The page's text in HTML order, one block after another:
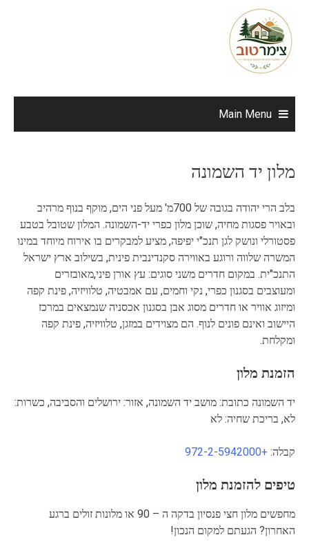
content
Main Menu
מלון יד השמונה
בלב הרי יהודה בגובה של 700מ' מעל פני הים, מוקף בנוף מרהיב
ובאויר פסגות מחיה, שוכן מלון כפרי יד-השמונה. המלון שטובל בטבע
פסטורלי ונושק לגן תנכ"י יפיפה, מציע למבקרים בו אירוח מיוחד במינו
המשרה שלווה ורוגע באווירה סקנדינבית פינית, בשילוב ארץ ישראל
התנכ"ית. במקום חדרים משני סוגים: עץ אורן פיני,מאובזרים
ומעוצבים בסגנון כפרי, נקי וחמים, עם אמבטיה, טלוויזיה, פינת קפה
ומיזוג אוויר או חדרים מסוג אבן בסגנון אכסניה שנמצאים במרכז
היישוב ואינם פונים לנוף. הם מצוידים במזגן, טלוויזיה, פינת קפה
ומקלחת.
הזמנת מלון
יד השמונה כתובת: מושב יד השמונה, אזור: ירושלים והסביבה, כשרות:
לא, בריכת שחיה: לא
קבלה: +972-2-5942000
טיפים להזמנת מלון
מחפשים מלון חצי פנסיון בדקה ה – 90 או מלונות זולים ברגע
האחרון? הגעתם למקום הנכון!